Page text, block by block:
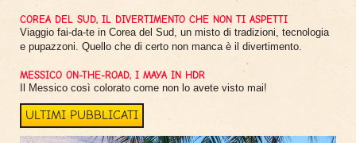
COREA DEL SUD, IL DIVERTIMENTO CHE NON TI ASPETTI
Viaggio fai-da-te in Corea del Sud, un misto di tradizioni, tecnologia
e pupazzoni. Quello che di certo non manca è il divertimento.
MESSICO ON-THE-ROAD, I MAYA IN HDR
Il Messico così colorato come non lo avete visto mai!
ULTIMI PUBBLICATI